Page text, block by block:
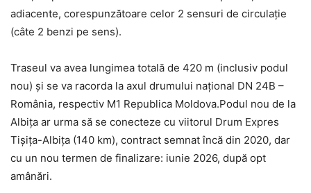
adiacente, corespunzătoare celor 2 sensuri de circulație
(câte 2 benzi pe sens).
Traseul va avea lungimea totală de 420 m (inclusiv podul
nou) și se va racorda la axul drumului național DN 24B –
România, respectiv M1 Republica Moldova.Podul nou de la
Albița ar urma să se conecteze cu viitorul Drum Expres
Tișița-Albița (140 km), contract semnat încă din 2020, dar
cu un nou termen de finalizare: iunie 2026, după opt
amânări.